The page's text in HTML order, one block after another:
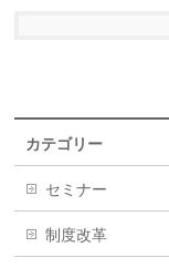
カテゴリー
セミナー
制度改革